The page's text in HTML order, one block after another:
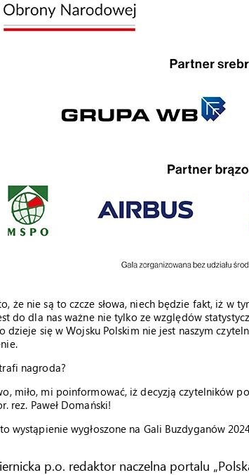
że nie są to czcze słowa, niech będzie fakt, iż w
do dla nas ważne nie tylko ze względów
dzieje się w Wojsku Polskim nie jest naszym
nagroda?
miło, mi poinformować, iż decyzją czytelników
rez. Paweł Domański!
wystąpienie wygłoszone na Gali Buzdyganów
p.o. redaktor naczelna portalu